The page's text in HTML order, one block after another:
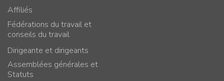
Affiliés
Fédérations du travail et
conseils du travail
Dirigeante et dirigeants
Assemblées générales et
Statuts